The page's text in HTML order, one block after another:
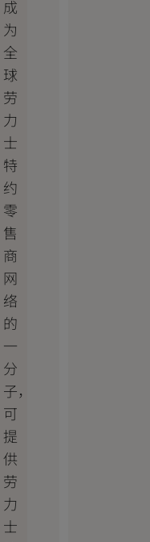
成
为
全
球
劳
力
士
特
约
零
售
商
网
络
的
一
分
子，
可
提
供
劳
力
士